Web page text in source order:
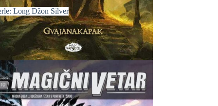
Long Džon Silver